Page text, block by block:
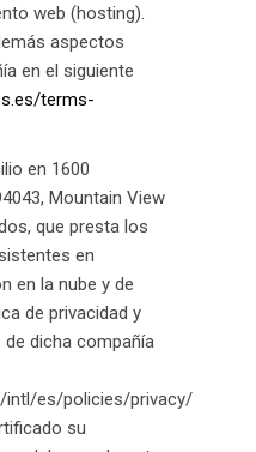
web (hosting).
aspectos
en el siguiente
terms-
en 1600
Mountain View
que presta los
en
en la nube y de
de privacidad y
dicha compañía
intl/es/policies/privacy/
su